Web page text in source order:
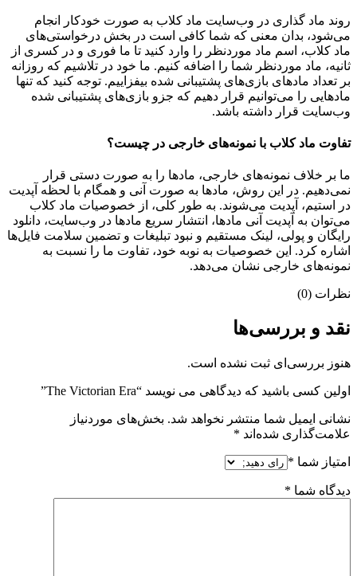
روند ماد گذاری در وب‌سایت ماد کلاب به صورت خودکار انجام
می‌شود، بدان معنی که شما کافی است در بخش درخواستی‌های
ماد کلاب، اسم ماد موردنظر را وارد کنید تا ما فوری و در کسری از
ثانیه، ماد موردنظر شما را اضافه کنیم. ما خود در تلاشیم که روزانه
بر تعداد مادهای بازی‌های پشتیبانی شده بیفزاییم. توجه کنید که تنها
مادهایی را می‌توانیم قرار دهیم که جزو بازی‌های پشتیبانی شده
وب‌سایت قرار داشته باشد.
تفاوت ماد کلاب با نمونه‌های خارجی در چیست؟
ما بر خلاف نمونه‌های خارجی، مادها را به صورت دستی قرار
نمی‌دهیم. در این روش، مادها به صورت آنی و همگام با لحظه آپدیت
در استیم، آپدیت می‌شوند. به طور کلی، از خصوصیات ماد کلاب
می‌‌توان به آپدیت آنی مادها، انتشار سریع مادها در وب‌سایت، دانلود
رایگان و پولی، لینک مستقیم و نبود تبلیغات و تضمین سلامت فایل‌ها
اشاره کرد. این خصوصیات به نوبه خود، تفاوت ما را نسبت به
نمونه‌های خارجی نشان می‌دهد.
نظرات (0)
نقد و بررسی‌ها
هنوز بررسی‌ای ثبت نشده است.
اولین کسی باشید که دیدگاهی می نویسد “The Victorian Era”
نشانی ایمیل شما منتشر نخواهد شد. بخش‌های موردنیاز
علامت‌گذاری شده‌اند *
امتیاز شما *
دیدگاه شما *